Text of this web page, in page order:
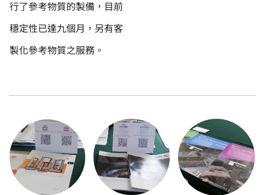
行了參考物質的製備，目前
穩定性已達九個月，另有客
製化參考物質之服務。